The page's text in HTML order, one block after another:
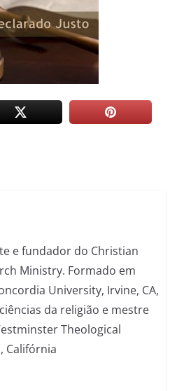
e fundador do Christian
Ministry. Formado em
University, Irvine, CA,
da religião e mestre
Theological
Califórnia